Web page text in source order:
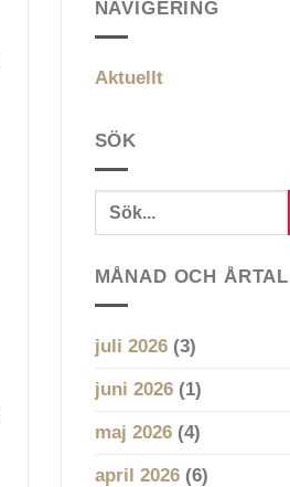
NAVIGERING
Aktuellt
SÖK
MÅNAD OCH ÅRTAL
juli 2026(3)
juni 2026(1)
maj 2026(4)
april 2026(6)